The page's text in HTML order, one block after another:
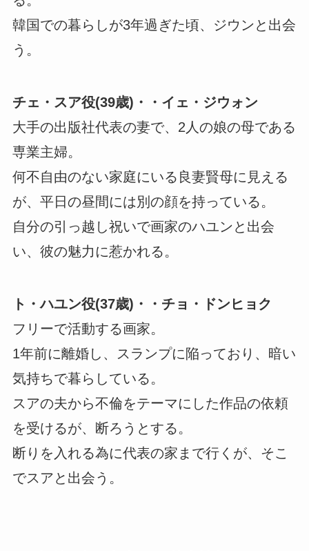
韓国での暮らしが3年過ぎた頃、ジウンと出会
う。
チェ・スア役(39歳)・・イェ・ジウォン
大手の出版社代表の妻で、2人の娘の母である
専業主婦。
何不自由のない家庭にいる良妻賢母に見える
が、平日の昼間には別の顔を持っている。
自分の引っ越し祝いで画家のハユンと出会
い、彼の魅力に惹かれる。
ト・ハユン役(37歳)・・チョ・ドンヒョク
フリーで活動する画家。
1年前に離婚し、スランプに陥っており、暗い
気持ちで暮らしている。
スアの夫から不倫をテーマにした作品の依頼
を受けるが、断ろうとする。
断りを入れる為に代表の家まで行くが、そこ
でスアと出会う。